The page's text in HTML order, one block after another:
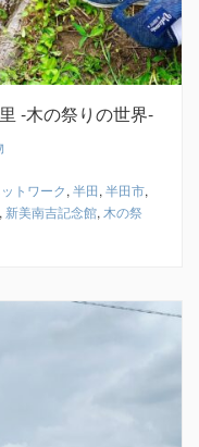
-木の祭りの世界-
トワーク, 半田, 半田市,
, 新美南吉記念館, 木の祭